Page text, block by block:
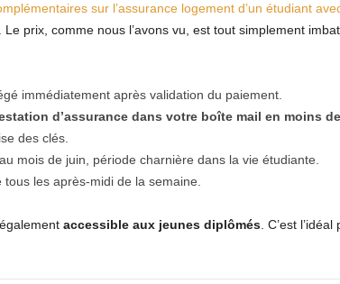
sur l’assurance logement d’un étudiant
prix, comme nous l’avons vu, est tout simplement
immédiatement après validation du paiement.
d’assurance dans votre boîte mail en moins
des clés.
mois de juin, période charnière dans la vie étudiante.
les après-midi de la semaine.
accessible aux jeunes diplômés. C’est